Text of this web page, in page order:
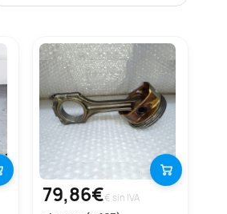
79,86€€ sin IVA